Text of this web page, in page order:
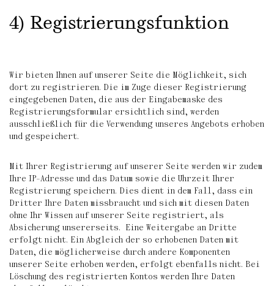
4) Registrierungsfunktion
Wir bieten Ihnen auf unserer Seite die Möglichkeit, sich
dort zu registrieren. Die im Zuge dieser Registrierung
eingegebenen Daten, die aus der Eingabemaske des
Registrierungsformular ersichtlich sind, werden
ausschließlich für die Verwendung unseres Angebots erhoben
und gespeichert.
Mit Ihrer Registrierung auf unserer Seite werden wir zudem
Ihre IP-Adresse und das Datum sowie die Uhrzeit Ihrer
Registrierung speichern. Dies dient in dem Fall, dass ein
Dritter Ihre Daten missbraucht und sich mit diesen Daten
ohne Ihr Wissen auf unserer Seite registriert, als
Absicherung unsererseits. Eine Weitergabe an Dritte
erfolgt nicht. Ein Abgleich der so erhobenen Daten mit
Daten, die möglicherweise durch andere Komponenten
unserer Seite erhoben werden, erfolgt ebenfalls nicht. Bei
Löschung des registrierten Kontos werden Ihre Daten